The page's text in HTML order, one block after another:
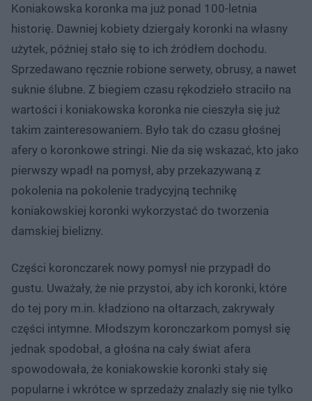
Koniakowska koronka ma już ponad 100-letnia
historię. Dawniej kobiety dziergały koronki na własny
użytek, później stało się to ich źródłem dochodu.
Sprzedawano ręcznie robione serwety, obrusy, a nawet
suknie ślubne. Z biegiem czasu rękodzieło straciło na
wartości i koniakowska koronka nie cieszyła się już
takim zainteresowaniem. Było tak do czasu głośnej
afery o koronkowe stringi. Nie da się wskazać, kto jako
pierwszy wpadł na pomysł, aby przekazywaną z
pokolenia na pokolenie tradycyjną technikę
koniakowskiej koronki wykorzystać do tworzenia
damskiej bielizny.
Części koronczarek nowy pomysł nie przypadł do
gustu. Uważały, że nie przystoi, aby ich koronki, które
do tej pory m.in. kładziono na ołtarzach, zakrywały
części intymne. Młodszym koronczarkom pomysł się
jednak spodobał, a głośna na cały świat afera
spowodowała, że koniakowskie koronki stały się
popularne i wkrótce w sprzedaży znalazły się nie tylko